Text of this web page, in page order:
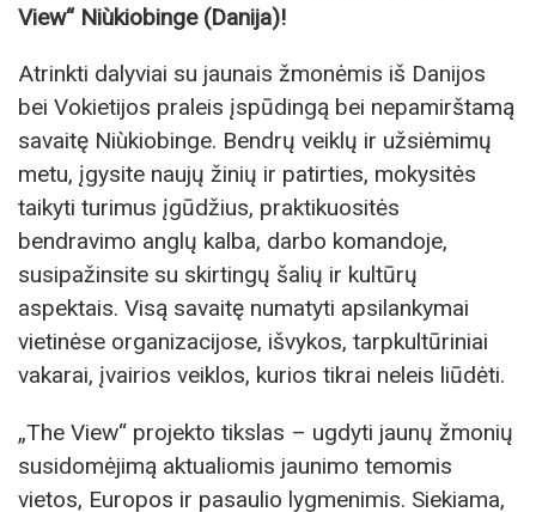
View“ Niùkiobinge (Danija)!
Atrinkti dalyviai su jaunais žmonėmis iš Danijos
bei Vokietijos praleis įspūdingą bei nepamirštamą
savaitę Niùkiobinge. Bendrų veiklų ir užsiėmimų
metu, įgysite naujų žinių ir patirties, mokysitės
taikyti turimus įgūdžius, praktikuositės
bendravimo anglų kalba, darbo komandoje,
susipažinsite su skirtingų šalių ir kultūrų
aspektais. Visą savaitę numatyti apsilankymai
vietinėse organizacijose, išvykos, tarpkultūriniai
vakarai, įvairios veiklos, kurios tikrai neleis liūdėti.
„The View“ projekto tikslas – ugdyti jaunų žmonių
susidomėjimą aktualiomis jaunimo temomis
vietos, Europos ir pasaulio lygmenimis. Siekiama,